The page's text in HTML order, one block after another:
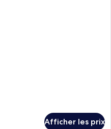
Afficher les prix